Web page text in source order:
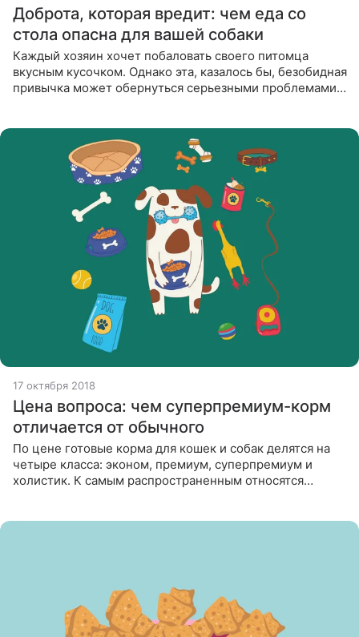
Доброта, которая вредит: чем еда со
стола опасна для вашей собаки
Каждый хозяин хочет побаловать своего питомца
вкусным кусочком. Однако эта, казалось бы, безобидная
привычка может обернуться серьезными проблемами
17 октября 2018
Цена вопроса: чем суперпремиум-корм
отличается от обычного
По цене готовые корма для кошек и собак делятся на
четыре класса: эконом, премиум, суперпремиум и
холистик. К самым распространенным относятся